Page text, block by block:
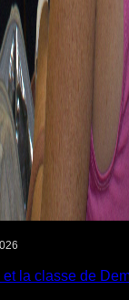
et la classe de